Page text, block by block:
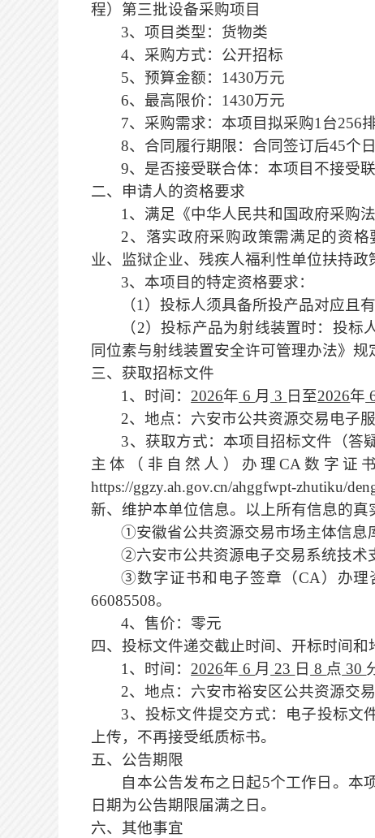
程） 第三批设备采购项目
3、项目类型： 货物类
4、采购方式：公开招标
5、预算金额： 1430万元
6、最高限价： 1430万元
7、采购需求：本项目拟采购1台256
8、合同履行期限：合同签订后45个
9、是否接受联合体：本项目不接受联
二、申请人的资格要求
1、满足《中华人民共和国政府采购
2、落实政府采购政策需满足的资
业、监狱企业、残疾人福利性单位扶持政
3、本项目的特定资格要求：
（1）投标人须具备所投产品对应且
（2）投标产品为射线装置时：投标
同位素与射线装置安全许可管理办法》
三、获取招标文件
1、时间：2026年 6 月 3 日至2026年
2、地点：六安市公共资源交易电子服
3、获取方式： 本项目招标文件（答
主体（非自然人）办理CA数字证
https://ggzy.ah.gov.cn/ahggfwpt-zhutiku/
新、维护本单位信息。以上所有信息的真
①安徽省公共资源交易市场主体信息
②六安市公共资源电子交易系统技术
③数字证书和电子签章（CA）办理
66085508。
4、售价：零元
四、投标文件递交截止时间、开标时间和
1、时间：2026年 6 月 23 日 8 点 30
2、地点：六安市裕安区公共资源交
3、投标文件提交方式： 电子投标文
上传， 不再接受纸质标书。
五、公告期限
自本公告发布之日起5个工作日。本
日期为公告期限届满之日。
六、其他事宜